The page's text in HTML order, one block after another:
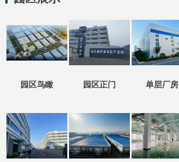
园区鸟瞰 园区正门 单层厂房